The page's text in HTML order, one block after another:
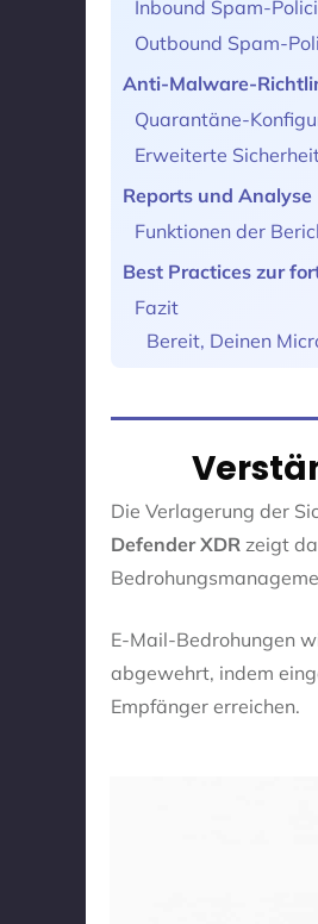
Inbound Spam-
Outbound Spam-
Anti-Malware-
Quarantäne-
Erweiterte
Reports und Analyse
Funktionen der
Best Practices zur
Fazit
Bereit, Deinen
Die Verlagerung der
Defender XDR zeigt
E-Mail-Bedrohungen
abgewehrt, indem
Empfänger erreichen.